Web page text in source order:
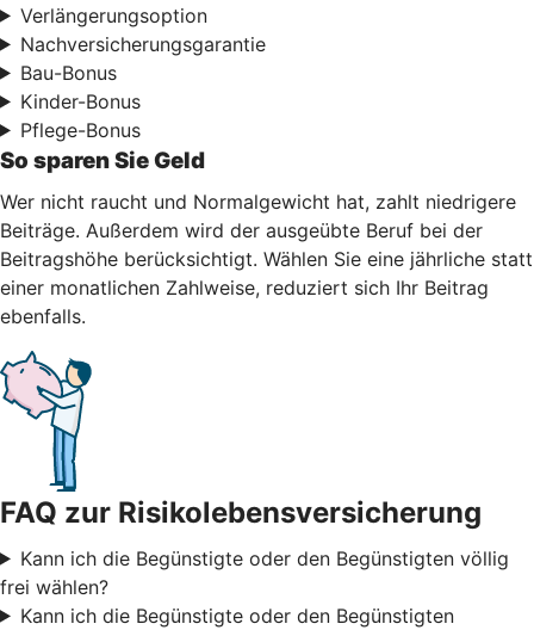
Verlängerungsoption
Nachversicherungsgarantie
Bau-Bonus
Kinder-Bonus
Pflege-Bonus
So sparen Sie Geld
Wer nicht raucht und Normalgewicht hat, zahlt niedrigere
Beiträge. Außerdem wird der ausgeübte Beruf bei der
Beitragshöhe berücksichtigt. Wählen Sie eine jährliche statt
einer monatlichen Zahlweise, reduziert sich Ihr Beitrag
ebenfalls.
FAQ zur Risikolebensversicherung
Kann ich die Begünstigte oder den Begünstigten völlig
frei wählen?
Kann ich die Begünstigte oder den Begünstigten